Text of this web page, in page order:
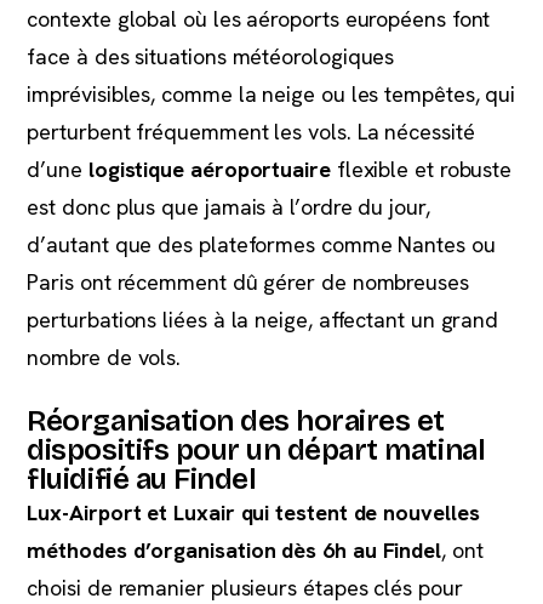
contexte global où les aéroports européens font
face à des situations météorologiques
imprévisibles, comme la neige ou les tempêtes, qui
perturbent fréquemment les vols. La nécessité
d’une logistique aéroportuaireflexible et robuste
est donc plus que jamais à l’ordre du jour,
d’autant que des plateformes comme Nantes ou
Paris ont récemment dû gérer de nombreuses
perturbations liées à la neige, affectant un grand
nombre de vols.
Réorganisation des horaires et
dispositifs pour un départ matinal
fluidifié au Findel
Lux-Airport et Luxair qui testent de nouvelles
méthodes d’organisation dès 6h au Findel, ont
choisi de remanier plusieurs étapes clés pour